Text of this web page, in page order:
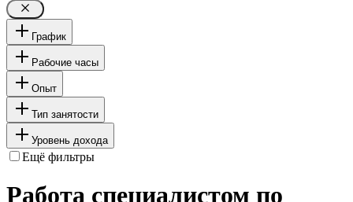
График
Рабочие часы
Опыт
Тип занятости
Уровень дохода
Ещё фильтры
Работа специалистом по